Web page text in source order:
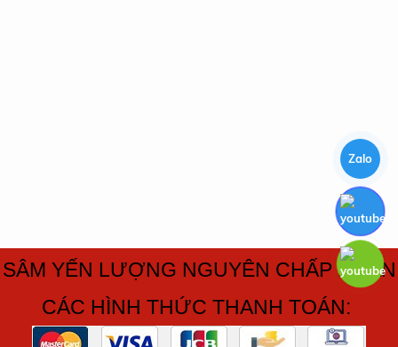
SÂM YẾN LƯỢNG NGUYÊN CHẤP NHẬN
CÁC HÌNH THỨC THANH TOÁN:
Zalo